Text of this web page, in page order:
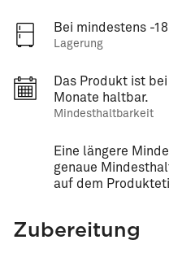
Bei mindestens -
Lagerung
Das Produkt ist
Monate haltbar.
Mindesthaltbarkeit
Eine längere
genaue
auf dem
Zubereitung